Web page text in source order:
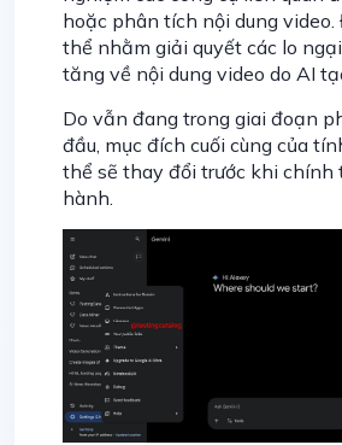
hoặc phân tích nội dung video.
thể nhằm giải quyết các lo
tăng về nội dung video do AI
Do vẫn đang trong giai đoạn
đầu, mục đích cuối cùng của
thể sẽ thay đổi trước khi chính
hành.